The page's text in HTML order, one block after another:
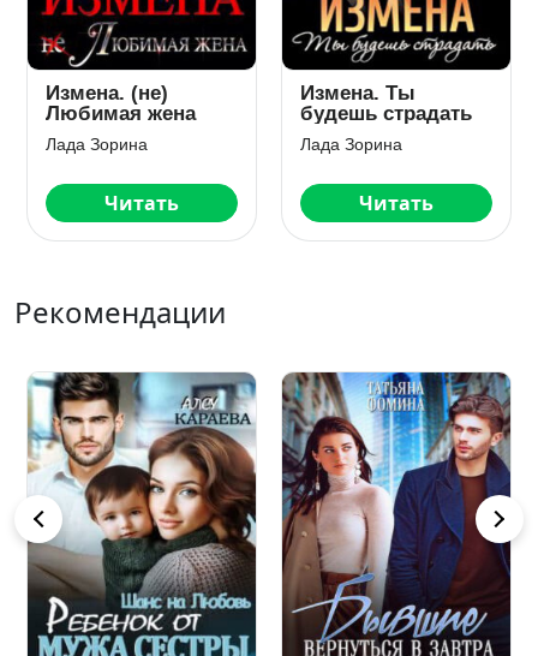
Измена. (не)
Любимая жена
Лада Зорина
Читать
Измена. Ты
будешь страдать
Лада Зорина
Читать
Рекомендации